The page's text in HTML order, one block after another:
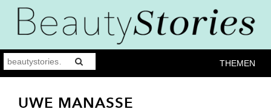
THEMEN
UWE MANASSE